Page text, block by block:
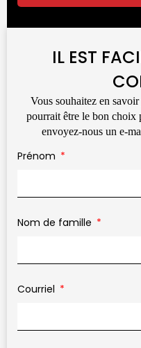
IL EST
Vous souhaitez en
pourrait être le bon choix
envoyez-nous un e-
Prénom
Nom de famille
Courriel